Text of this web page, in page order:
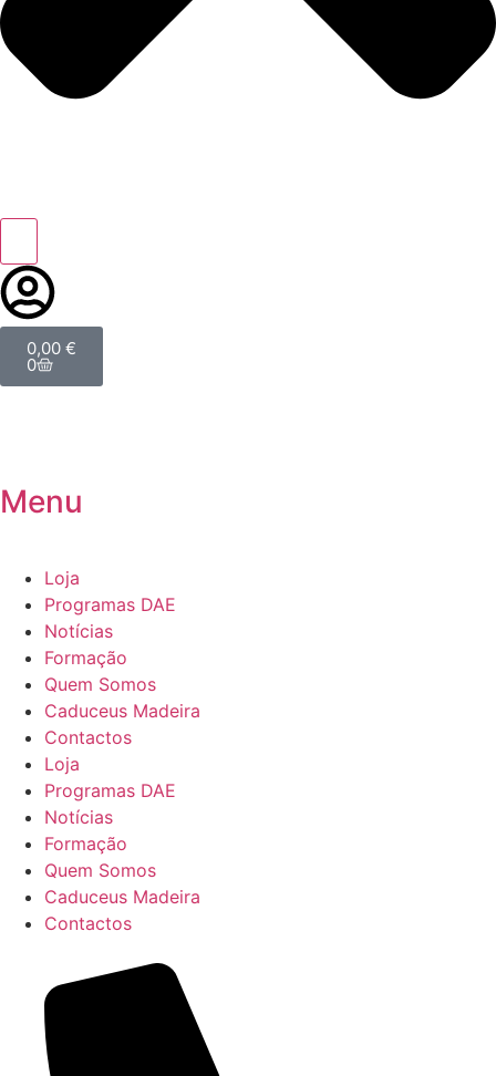
0,00 €
0
Menu
Loja
Programas DAE
Notícias
Formação
Quem Somos
Caduceus Madeira
Contactos
Loja
Programas DAE
Notícias
Formação
Quem Somos
Caduceus Madeira
Contactos